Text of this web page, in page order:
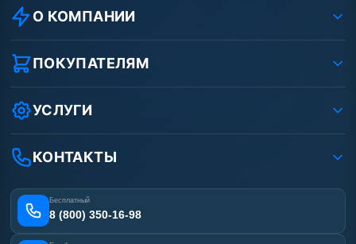
О КОМПАНИИ
О компании
Реквизиты ООО «Шоп АВД»
Защита данных клиента
Условия соглашения
Вакансии
Статьи
ПОКУПАТЕЛЯМ
Как заказать?
Оплата
Доставка
Лизинг
Получить скидку
УСЛУГИ
Услуги
Аренда АВД
Ремонт АВД
Сертификаты
Наши работы
КОНТАКТЫ
Бесплатный
8 (800) 350-16-98